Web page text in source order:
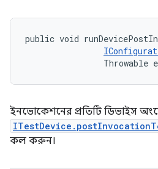
public void
Throwable
ইনভোকেশনের প্রতিটি ডিভাইস
কল করুন।